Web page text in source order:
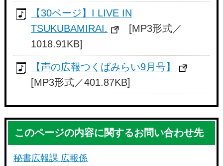
【30ページ】I LIVE IN
TSUKUBAMIRAI.
[MP3形式／
1018.91KB]
【声の広報つくばみらい9月号】
[MP3形式／401.87KB]
このページの内容に関するお問い合わせ先
秘書広報課 広報係